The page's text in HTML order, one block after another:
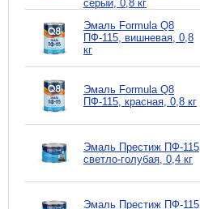
серый, 0,8 кг
Эмаль Formula Q8
ПФ-115, вишневая, 0,8
кг
Эмаль Formula Q8
ПФ-115, красная, 0,8 кг
Эмаль Престиж ПФ-115,
светло-голубая, 0,4 кг
Эмаль Престиж ПФ-115,